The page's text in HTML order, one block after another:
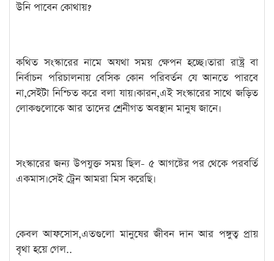
উনি পাবেন কোথায়?
কথিত সংস্কারের নামে অযথা সময় ক্ষেপন হচ্ছে।তারা রাষ্ট্র বা
নির্বাচন পরিচালনায় বেসিক কোন পরিবর্তন যে আনতে পারবে
না,সেইটা নিশ্চিত করে বলা যায়।কারন,এই সংস্কারের সাথে জড়িত
লোকগুলোকে আর তাদের শ্রেনীগত অবস্থান মানুষ জানে।
সংস্কারের জন্য উপযুক্ত সময় ছিল- ৫ আগষ্টের পর থেকে পরবর্তি
একমাস।সেই ট্রেন আমরা মিস করেছি।
কেবল আফসোস,এতগুলো মানুষের জীবন দান আর পঙ্গুত্ব প্রায়
বৃথা হয়ে গেল..